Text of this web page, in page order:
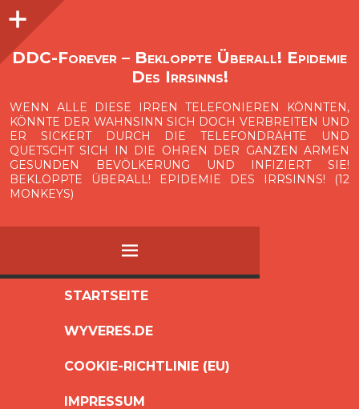
O
p
e
n
i
d
e
b
a
DDC-Forever – Bekloppte Überall! Epidemie
Des Irrsinns!
WENN ALLE DIESE IRREN TELEFONIEREN KÖNNTEN,
KÖNNTE DER WAHNSINN SICH DOCH VERBREITEN UND
ER SICKERT DURCH DIE TELEFONDRÄHTE UND
QUETSCHT SICH IN DIE OHREN DER GANZEN ARMEN
GESUNDEN BEVÖLKERUNG UND INFIZIERT SIE!
BEKLOPPTE ÜBERALL! EPIDEMIE DES IRRSINNS! (12
MONKEYS)
MENÜ
SPRINGEN
STARTSEITE
WYVERES.DE
COOKIE-RICHTLINIE (EU)
IMPRESSUM
Seitenleiste